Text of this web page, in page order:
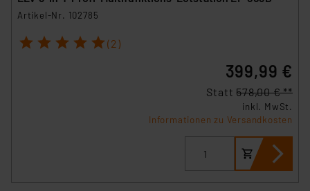
Artikel-Nr. 102785
1 2 3 4 5 (2)
399,99 €
Statt578,00 € **
inkl. MwSt.
Informationen zu Versandkosten